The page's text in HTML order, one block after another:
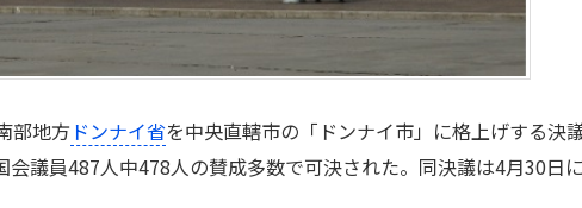
部地方ドンナイ省を中央直轄市の「ドンナイ市」に格上げする決
会議員487人中478人の賛成多数で可決された。同決議は4月30日